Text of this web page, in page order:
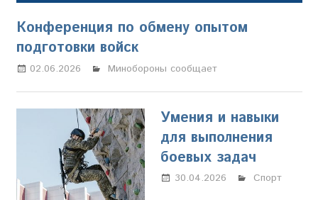
с
1
января
1924
Конференция по обмену опытом
подготовки войск
02.06.2026 Настя Свиридова
Минобороны сообщает
Умения и навыки
для выполнения
боевых задач
30.04.2026
Настя
Спорт